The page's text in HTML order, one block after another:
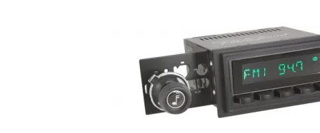
Audio System Z-EVO 5.0M